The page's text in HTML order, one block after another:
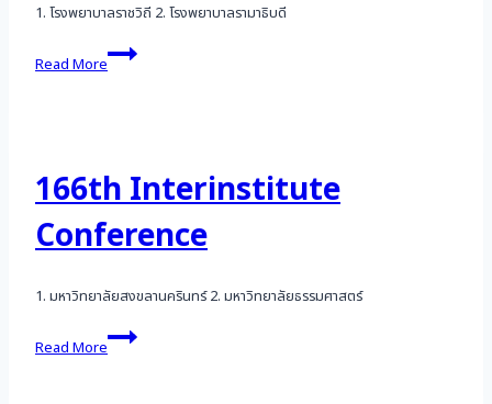
1. โรงพยาบาลราชวิถี 2. โรงพยาบาลรามาธิบดี
Read More
167th
Interinstitute
166th Interinstitute
Conference
1. มหาวิทยาลัยสงขลานครินทร์ 2. มหาวิทยาลัยธรรมศาสตร์
Read More
166th
Interinstitute